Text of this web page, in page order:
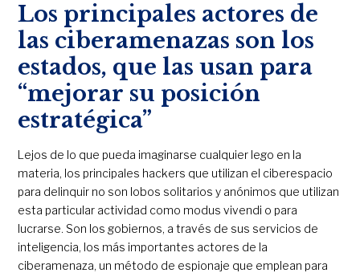
Los principales actores de
las ciberamenazas son los
estados, que las usan para
“mejorar su posición
estratégica”
Lejos de lo que pueda imaginarse cualquier lego en la
materia, los principales hackers que utilizan el ciberespacio
para delinquir no son lobos solitarios y anónimos que utilizan
esta particular actividad como modus vivendi o para
lucrarse. Son los gobiernos, a través de sus servicios de
inteligencia, los más importantes actores de la
ciberamenaza, un método de espionaje que emplean para